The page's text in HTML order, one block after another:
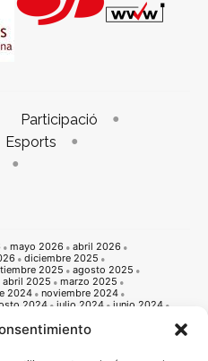
Participació
Esports
mayo 2026
abril 2026
diciembre 2025
2025
agosto 2025
abril 2025
marzo 2025
2024
noviembre 2024
2024 julio 2024
junio 2024
2023
septiembre 2023